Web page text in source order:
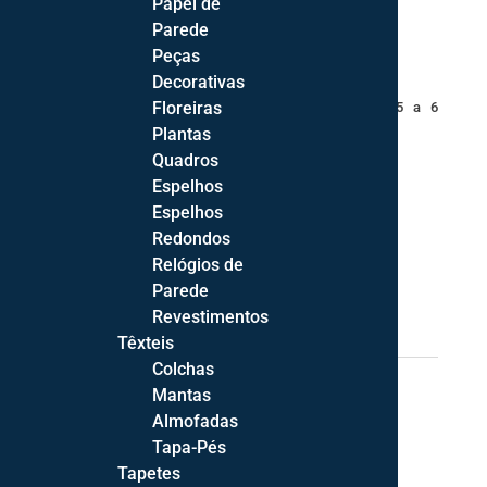
Módulo suspenso: 30*125*25cm
Prateleira suspensa: 120*6*25cm
Após confirmação de encomenda 5 a 6
semanas (exceto período de férias).
Licoreiros,Sala de Estar
Parede
Peças
Decorativas
Floreiras
Plantas
Quadros
Espelhos
Espelhos
Redondos
Relógios de
Parede
Revestimentos
Têxteis
Colchas
Mantas
Almofadas
Tapa-Pés
Tapetes